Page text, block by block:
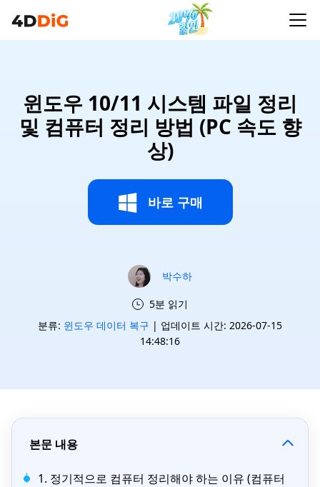
윈도우 10/11 시스템 파일 정리
및 컴퓨터 정리 방법 (PC 속도 향
상)
바로 구매
박수하
5분 읽기
분류: 윈도우 데이터 복구 | 업데이트 시간: 2026-07-15
14:48:16
본문 내용
1. 정기적으로 컴퓨터 정리해야 하는 이유 (컴퓨터